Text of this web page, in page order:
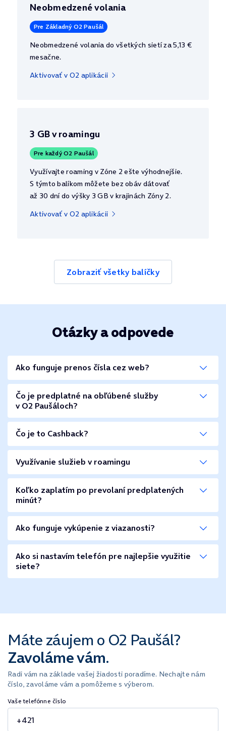
Neobmedzené volania
Pre Základný O2 Paušál
Neobmedzené volania do všetkých sietí za 5,13 €
mesačne.
Aktivovať v O2 aplikácii
3 GB v roamingu
Pre každý O2 Paušál
Využívajte roaming v Zóne 2 ešte výhodnejšie.
S týmto balíkom môžete bez obáv dátovať
až 30 dní do výšky 3 GB v krajinách Zóny 2.
Aktivovať v O2 aplikácii
Zobraziť všetky balíčky
Otázky a odpovede
Ako funguje prenos čísla cez web?
Čo je predplatné na obľúbené služby
v O2 Paušáloch?
Čo je to Cashback?
Využívanie služieb v roamingu
Koľko zaplatím po prevolaní predplatených
minút?
Ako funguje vykúpenie z viazanosti?
Ako si nastavím telefón pre najlepšie využitie
siete?
Máte záujem o O2 Paušál?
Zavoláme vám.
Radi vám na základe vašej žiadosti poradíme. Nechajte nám
číslo, zavoláme vám a pomôžeme s výberom.
Vaše telefónne číslo